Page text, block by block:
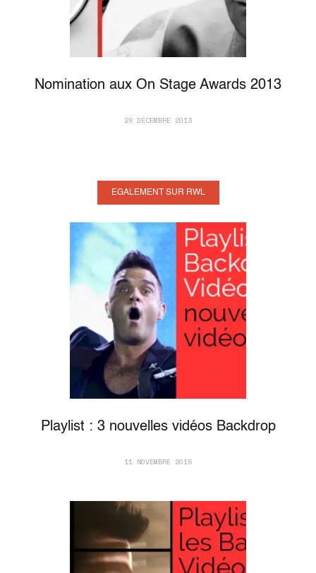
Nomination aux On Stage Awards 2013
28 DÉCEMBRE 2013
EGALEMENT SUR RWL
Playlist : 3 nouvelles vidéos Backdrop
11 NOVEMBRE 2015